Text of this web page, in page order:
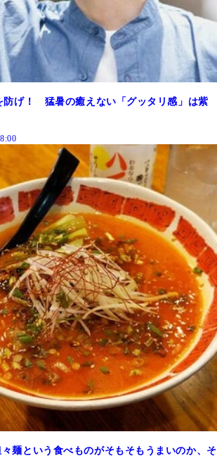
げ！ 猛暑の癒えない「グッタリ感」は紫
々麺という食べものがそもそもうまいのか、そ